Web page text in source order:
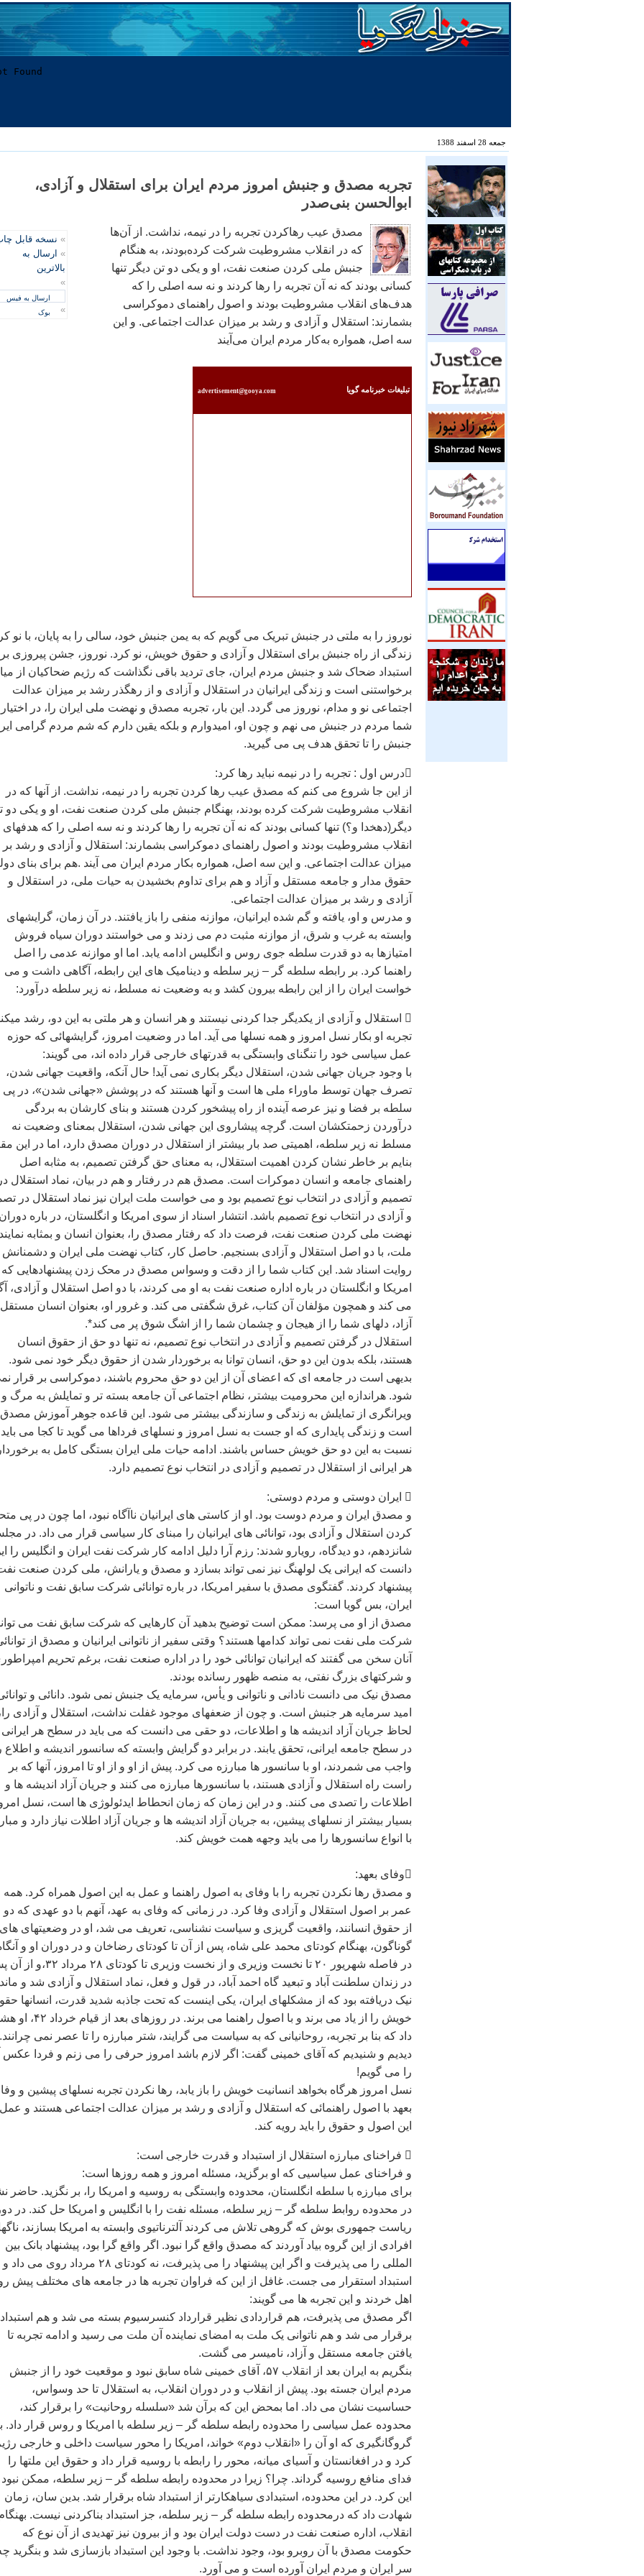
جمعه 28 اسفند 1388
تجربه مصدق و جنبش امروز مردم ايران برای استقلال و آزادی،
ابوالحسن بنی‌صدر
» نسخه قابل
» ارسال به
بالاترین
»
ارسال به فیس
بوک
»
مصدق عيب رهاکردن تجربه را در نيمه، نداشت. از آن‌ها
که در انقلاب مشروطيت شرکت کرده‌بودند، به هنگام
جنبش ملی کردن صنعت نفت، او و يکی دو تن ديگر تنها
کسانی بودند که نه آن تجربه را رها کردند و نه سه اصلی را که
هدف‌های انقلاب مشروطيت بودند و اصول راهنمای دموکراسی
بشمارند: استقلال و آزادی و رشد بر ميزان عدالت اجتماعی. و اين
سه اصل، همواره به‌کار مردم ايران می‌آيند
تبليغات خبرنامه گويا advertisement@gooya.com
نوروز را به ملتی در جنبش تبريک می گويم که به يمن جنبش خود، سالی را به پايان، با نو
زندگی از راه جنبش برای استقلال و آزادی و حقوق خويش، نو کرد. نوروز، جشن پيروزی بر
استبداد ضحاک شد و جنبش مردم ايران، جای ترديد باقی نگذاشت که رﮊيم ضحاکيان از
برخواستنی است و زندگی ايرانيان در استقلال و آزادی و از رهگذر رشد بر ميزان عدالت
اجتماعی نو و مدام، نوروز می گردد. اين بار، تجربه مصدق و نهضت ملی ايران را، در اختيار
شما مردم در جنبش می نهم و چون او، اميدوارم و بلکه يقين دارم که شم مردم گرامی
جنبش را تا تحقق هدف پی می گيريد.
درس اول : تجربه را در نيمه نبايد رها کرد:
از اين جا شروع می کنم که مصدق عيب رها کردن تجربه را در نيمه، نداشت. از آنها که در
انقلاب مشروطيت شرکت کرده بودند، بهنگام جنبش ملی کردن صنعت نفت، او و يکی دو
ديگر(دهخدا و؟) تنها کسانی بودند که نه آن تجربه را رها کردند و نه سه اصلی را که هدفهای
انقلاب مشروطيت بودند و اصول راهنمای دموکراسی بشمارند: استقلال و آزادی و رشد بر
ميزان عدالت اجتماعی. و اين سه اصل، همواره بکار مردم ايران می آيند .هم برای بنای
حقوق مدار و جامعه مستقل و آزاد و هم برای تداوم بخشيدن به حيات ملی، در استقلال و
آزادی و رشد بر ميزان عدالت اجتماعی.
و مدرس و او، يافته و گم شده ايرانيان، موازنه منفی را باز يافتند. در آن زمان، گرايشهای
وابسته به غرب و شرق، از موازنه مثبت دم می زدند و می خواستند دوران سياه فروش
امتيازها به دو قدرت سلطه جوی روس و انگليس ادامه يابد. اما او موازنه عدمی را اصل
راهنما کرد. بر رابطه سلطه گر – زير سلطه و ديناميک های اين رابطه، آگاهی داشت و می
خواست ايران را از اين رابطه بيرون کشد و به وضعيت نه مسلط، نه زير سلطه درآورد:
 استقلال و آزادی از يکديگر جدا کردنی نيستند و هر انسان و هر ملتی به اين دو، رشد ميکند:
تجربه او بکار نسل امروز و همه نسلها می آيد. اما در وضعيت امروز، گرايشهائی که حوزه
عمل سياسی خود را تنگنای وابستگی به قدرتهای خارجی قرار داده اند، می گويند:
با وجود جريان جهانی شدن، استقلال ديگر بکاری نمی آيد! حال آنکه، واقعيت جهانی شدن،
تصرف جهان توسط ماوراء ملی ها است و آنها هستند که در پوشش «جهانی شدن»، در پی
سلطه بر فضا و نيز عرصه آينده از راه پيشخور کردن هستند و بنای کارشان به بردگی
درآوردن زحمتکشان است. گرچه پيشاروی اين جهانی شدن، استقلال بمعنای وضعيت نه
مسلط نه زير سلطه، اهميتی صد بار بيشتر از استقلال در دوران مصدق دارد، اما در اين
بنايم بر خاطر نشان کردن اهميت استقلال، به معنای حق گرفتن تصميم، به مثابه اصل
راهنمای جامعه و انسان دموکرات است. مصدق هم در رفتار و هم در بيان، نماد استقلال در
تصميم و آزادی در انتخاب نوع تصميم بود و می خواست ملت ايران نيز نماد استقلال در
و آزادی در انتخاب نوع تصميم باشد. انتشار اسناد از سوی امريکا و انگلستان، در باره دوران
نهضت ملی کردن صنعت نفت، فرصت داد که رفتار مصدق را، بعنوان انسان و بمثابه
ملت، با دو اصل استقلال و آزادی بسنجيم. حاصل کار، کتاب نهضت ملی ايران و دشمنانش
روايت اسناد شد. اين کتاب شما را از دقت و وسواس مصدق در محک زدن پيشنهادهايی که
امريکا و انگلستان در باره اداره صنعت نفت به او می کردند، با دو اصل استقلال و آزادی،
می کند و همچون مؤلفان آن کتاب، غرق شگفتی می کند. و غرور او، بعنوان انسان
آزاد، دلهای شما را از هيجان و چشمان شما را از اشگ شوق پر می کند*.
استقلال در گرفتن تصميم و آزادی در انتخاب نوع تصميم، نه تنها دو حق از حقوق انسان
هستند، بلکه بدون اين دو حق، انسان توانا به برخوردار شدن از حقوق ديگر خود نمی شود.
بديهی است در جامعه ای که اعضای آن از اين دو حق محروم باشند، دموکراسی بر قرار
شود. هراندازه اين محروميت بيشتر، نظام اجتماعی آن جامعه بسته تر و تمايلش به مرگ و
ويرانگری از تمايلش به زندگی و سازندگی بيشتر می شود. اين قاعده جوهر آموزش مصدق
است و زندگی پايداری که او جست به نسل امروز و نسلهای فرداها می گويد تا کجا می بايد
نسبت به اين دو حق خويش حساس باشند. ادامه حيات ملی ايران بستگی کامل به
هر ايرانی از استقلال در تصميم و آزادی در انتخاب نوع تصميم دارد.
 ايران دوستی و مردم دوستی:
و مصدق ايران و مردم دوست بود. او از کاستی های ايرانيان ناآگاه نبود، اما چون در پی
کردن استقلال و آزادی بود، توانائی های ايرانيان را مبنای کار سياسی قرار می داد. در
شانزدهم، دو ديدگاه، رويارو شدند: رزم آرا دليل ادامه کار شرکت نفت ايران و انگليس را
دانست که ايرانی يک لولهنگ نيز نمی تواند بسازد و مصدق و يارانش، ملی کردن صنعت نفت
پيشنهاد کردند. گفتگوی مصدق با سفير امريکا، در باره توانائی شرکت سابق نفت و ناتوانی
ايران، بس گويا است:
مصدق از او می پرسد: ممکن است توضيح بدهيد آن کارهايی که شرکت سابق نفت می
شرکت ملی نفت نمی تواند کدامها هستند؟ وقتی سفير از ناتوانی ايرانيان و مصدق از
آنان سخن می گفتند که ايرانيان توانائی خود را در اداره صنعت نفت، برغم تحريم
و شرکتهای بزرگ نفتی، به منصه ظهور رسانده بودند.
مصدق نيک می دانست نادانی و ناتوانی و یأس، سرمايه يک جنبش نمی شود. دانائی و
اميد سرمايه هر جنبش است. و چون از ضعفهای موجود غفلت نداشت، استقلال و آزادی را،
لحاظ جريان آزاد انديشه ها و اطلاعات، دو حقی می دانست که می بايد در سطح هر ايرانی
در سطح جامعه ايرانی، تحقق يابند. در برابر دو گرايش وابسته که سانسور انديشه و اطلاع را
واجب می شمردند، او با سانسور ها مبارزه می کرد. پيش از او و از او تا امروز، آنها که بر
راست راه استقلال و آزادی هستند، با سانسورها مبارزه می کنند و جريان آزاد انديشه ها و
اطلاعات را تصدی می کنند. و در اين زمان که زمان انحطاط ايدئولوژی ها است، نسل
بسيار بيشتر از نسلهای پيشين، به جريان آزاد انديشه ها و جريان آزاد اطلات نياز دارد و
با انواع سانسورها را می بايد وجهه همت خويش کند.
وفای بعهد:
و مصدق رها نکردن تجربه را با وفای به اصول راهنما و عمل به اين اصول همراه کرد. همه
عمر بر اصول استقلال و آزادی وفا کرد. در زمانی که وفای به عهد، آنهم با دو عهدی که
از حقوق انسانند، واقعيت گريزی و سياست نشناسی، تعريف می شد، او در وضعيتهای های
گوناگون، بهنگام کودتای محمد علی شاه، پس از آن تا کودتای رضاخان و در دوران او و
در فاصله شهريور ۲۰ تا نخست وزيری و از نخست وزيری تا کودتای ۲۸
در زندان سلطنت آباد و تبعيد گاه احمد آباد، در قول و فعل، نماد استقلال و آزادی شد و
نيک دريافته بود که از مشکلهای ايران، يکی اينست که تحت جاذبه شديد قدرت، انسانها
خويش را از ياد می برند و با اصول راهنما می برند. در روزهای بعد
داد که بنا بر تجربه، روحانيانی که به سياست می گرايند، شتر مبارزه را تا عصر نمی
ديديم و شنيديم که آقای خمينی گفت: اگر لازم باشد امروز حرفی را می زنم و فردا عکس
را می گويم!
نسل امروز هرگاه بخواهد انسانيت خويش را باز يابد، رها نکردن تجربه نسلهای پيشين و
بعهد با اصول راهنمائی که استقلال و آزادی و رشد بر ميزان عدالت اجتماعی هستند و
اين اصول و حقوق را بايد رويه کند.
 فراخنای مبارزه استقلال از استبداد و قدرت خارجی است:
و فراخنای عمل سياسيی که او برگزيد، مسئله امروز و همه روزها است:
برای مبارزه با سلطه انگلستان، محدوده وابستگی به روسيه و امريکا را، بر نگزيد. حاضر
در محدوده روابط سلطه گر – زير سلطه، مسئله نفت را با انگليس و امريکا حل کند. در
رياست جمهوری بوش که گروهی تلاش می کردند آلترناتيوی وابسته به امريکا بسازند،
افرادی از اين گروه بياد آوردند که مصدق واقع گرا نبود. اگر واقع گرا بود، پيشنهاد بانک بين
المللی را می پذيرفت و اگر اين پيشنهاد را می پذيرفت، نه کودتای ۲۸ مرداد روی
استبداد استقرار می جست. غافل از اين که فراوان تجربه ها در جامعه های مختلف پيش
اهل خردند و اين تجربه ها می گويند:
اگر مصدق می پذيرفت، هم قراردادی نظير قرارداد کنسرسيوم بسته می شد و هم استبداد
برقرار می شد و هم ناتوانی يک ملت به امضای نماينده آن ملت می رسيد و ادامه تجربه تا
يافتن جامعه مستقل و آزاد، ناميسر می گشت.
بنگريم به ايران بعد از انقلاب ۵۷، آقای خمينی شاه سابق نبود و موقعيت خود را از جنبش
مردم ايران جسته بود. پيش از انقلاب و در دوران انقلاب، به استقلال تا حد وسواس،
حساسيت نشان می داد. اما بمحض اين که برآن شد «سلسله روحانيت» را برقرار کند،
محدوده عمل سياسی را محدوده رابطه سلطه گر – زير سلطه با امريکا و روس قرار داد.
گروگانگيری که او آن را «انقلاب دوم» خواند، امريکا را محور سياست داخلی و خارجی
کرد و در افغانستان و آسيای ميانه، محور را رابطه با روسيه قرار داد و حقوق اين ملتها را
فدای منافع روسيه گرداند. چرا؟ زيرا در محدوده رابطه سلطه گر – زير سلطه، ممکن نبود
اين کرد. در اين محدوده، استبدادی سياهکارتر از استبداد شاه برقرار شد. بدين سان، زمان
شهادت داد که درمحدوده رابطه سلطه گر – زير سلطه، جز استبداد بناکردنی نيست.
انقلاب، اداره صنعت نفت در دست دولت ايران بود و از بيرون نيز تهديدی از آن نوع که
حکومت مصدق با آن روبرو بود، وجود نداشت. با وجود اين استبداد بازسازی شد و بنگريد
سر ايران و مردم ايران آورده است و می آورد.